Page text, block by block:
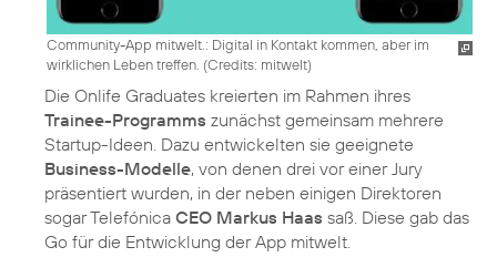
Community-App mitwelt.: Digital in Kontakt kommen, aber im
wirklichen Leben treffen. (Credits: mitwelt)
Die Onlife Graduates kreierten im Rahmen ihres
Trainee-Programms zunächst gemeinsam mehrere
Startup-Ideen. Dazu entwickelten sie geeignete
Business-Modelle, von denen drei vor einer Jury
präsentiert wurden, in der neben einigen Direktoren
sogar Telefónica CEO Markus Haas saß. Diese gab das
Go für die Entwicklung der App mitwelt.